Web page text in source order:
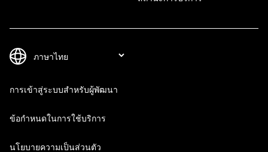
การเข้าสู่ระบบสำหรับผู้พัฒนา
ข้อกำหนดในการใช้บริการ
นโยบายความเป็นส่วนตัว